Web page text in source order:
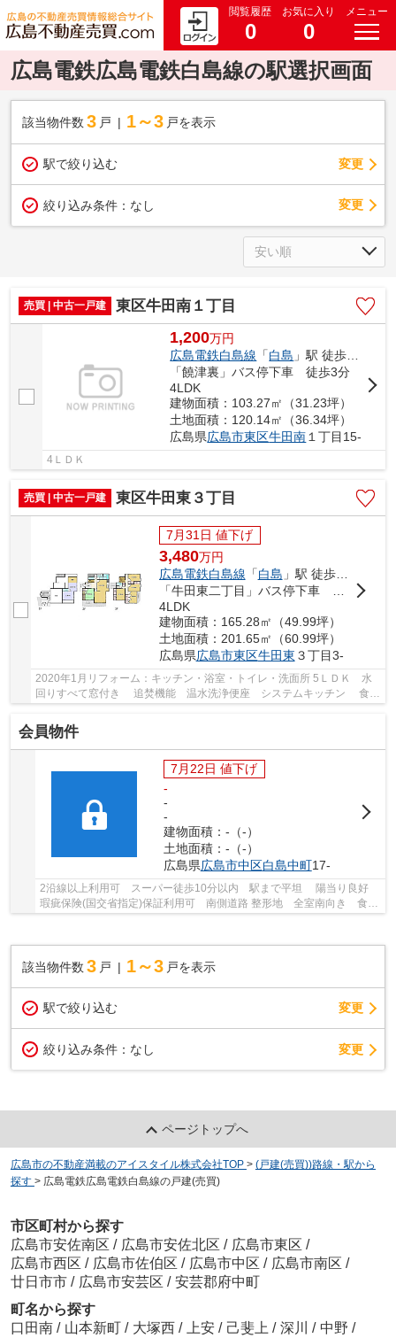
閲覧履歴
0
お気に入り
0
メニュー
広島電鉄広島電鉄白島線の駅選択画面
該当物件数 3 戸 1～3 戸を表示
駅で絞り込む 変更
絞り込み条件： なし 変更
売買 | 中古一戸建 東区牛田南１丁目
1,200万円
広島電鉄白島線 「白島 」駅 徒歩13分
「饒津裏」バス停下車 徒歩3分
4LDK
建物面積：103.27㎡（31.23坪）
土地面積：120.14㎡（36.34坪）
広島県広島市東区牛田南１丁目15-
4ＬＤＫ
売買 | 中古一戸建 東区牛田東３丁目
7月31日 値下げ
3,480万円
広島電鉄白島線 「白島 」駅 徒歩27分
4LDK
建物面積：165.28㎡（49.99坪）
土地面積：201.65㎡（60.99坪）
広島県広島市東区牛田東 ３丁目3-
2020年1月リフォーム：キッチン・浴室・トイレ・洗面所 5ＬＤＫ 水
回りすべて窓付き 追焚機能 温水洗浄便座 システムキッチン 食器
会員物件
7月22日 値下げ
-
-
-
建物面積：-（-）
土地面積：-（-）
広島県広島市中区白島中町17-
2沿線以上利用可 スーパー徒歩10分以内 駅まで平坦 陽当り良好
瑕疵保険(国交省指定)保証利用可 南側道路 整形地 全室南向き 食器
該当物件数 3 戸 1～3 戸を表示
駅で絞り込む 変更
絞り込み条件： なし 変更
ページトップへ
広島市の不動産満載のアイスタイル株式会社TOP > (戸建(売買))路線・駅から
探す > 広島電鉄広島電鉄白島線の戸建(売買)
市区町村から探す
広島市安佐南区 / 広島市安佐北区 / 広島市東区 /
広島市西区 / 広島市佐伯区 / 広島市中区 / 広島市南区 /
廿日市市 / 広島市安芸区 / 安芸郡府中町
町名から探す
口田南 / 山本新町 / 大塚西 / 上安 / 己斐上 / 深川 / 中野 /